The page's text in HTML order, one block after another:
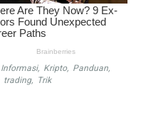
Informasi, Kripto, Panduan,
trading, Trik